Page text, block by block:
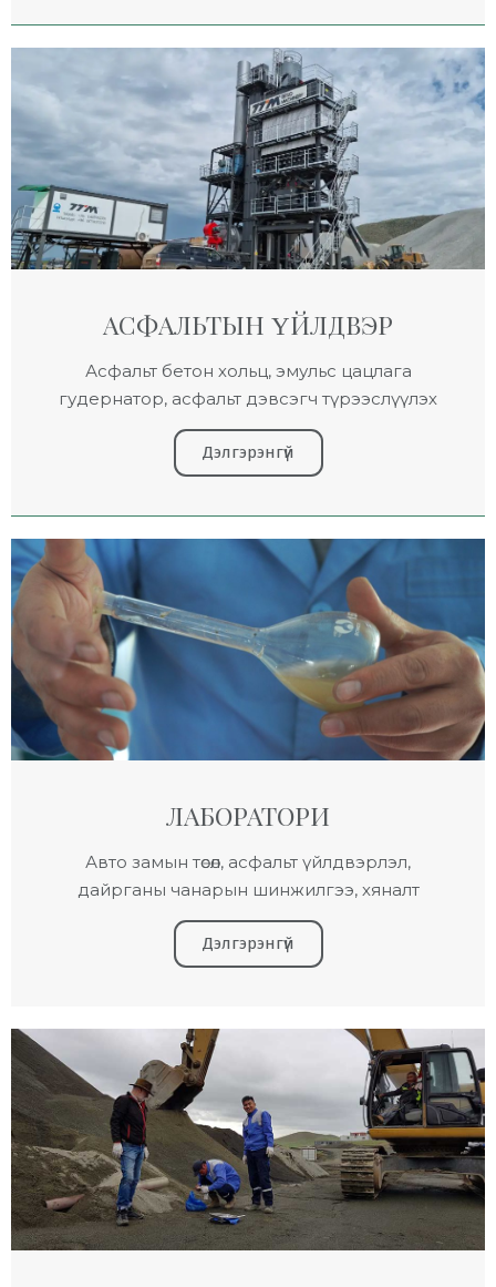
АСФАЛЬТЫН ҮЙЛДВЭР
Асфальт бетон хольц, эмульс цацлага
гудернатор, асфальт дэвсэгч түрээслүүлэх
Дэлгэрэнгүй
ЛАБОРАТОРИ
Авто замын төсөл, асфальт үйлдвэрлэл,
дайрганы чанарын шинжилгээ, хяналт
Дэлгэрэнгүй